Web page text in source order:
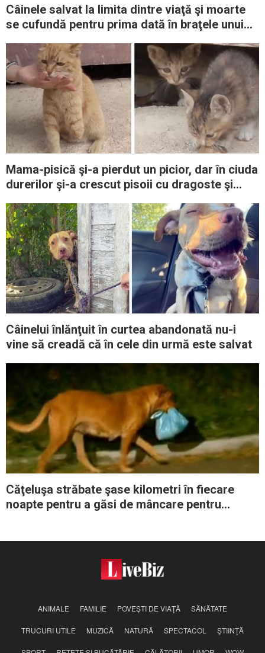
Câinele salvat la limita dintre viaţă şi moarte
se cufundă pentru prima dată în braţele unui
Mama-pisică şi-a pierdut un picior, dar în ciuda
durerilor şi-a crescut pisoii cu dragoste şi
Câinelui înlănţuit în curtea abandonată nu-i
vine să creadă că în cele din urmă este salvat
Căţeluşa străbate şase kilometri în fiecare
noapte pentru a găsi de mâncare pentru
ANIMALE FAMILIE POVEŞTI DE VIAŢĂ SĂNĂTATE
TRUCURI UTILE MUZICĂ NATURĂ SPECTACOL ŞTIINŢĂ